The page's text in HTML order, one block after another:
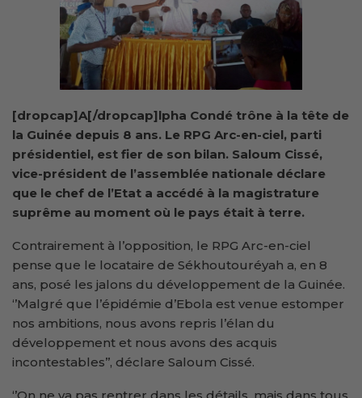
[dropcap]A[/dropcap]lpha Condé trône à la tête de
la Guinée depuis 8 ans. Le RPG Arc-en-ciel, parti
présidentiel, est fier de son bilan. Saloum Cissé,
vice-président de l’assemblée nationale déclare
que le chef de l’Etat a accédé à la magistrature
suprême au moment où le pays était à terre.
Contrairement à l’opposition, le RPG Arc-en-ciel
pense que le locataire de Sékhoutouréyah a, en 8
ans, posé les jalons du développement de la Guinée.
‘’Malgré que l’épidémie d’Ebola est venue estomper
nos ambitions, nous avons repris l’élan du
développement et nous avons des acquis
incontestables’’, déclare Saloum Cissé.
‘’On ne va pas rentrer dans les détails, mais dans tous